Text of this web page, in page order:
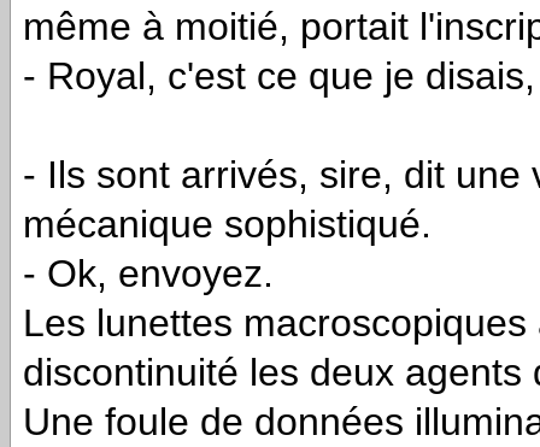
même à moitié, portait
- Royal, c'est ce que je
- Ils sont arrivés, sire, dit
mécanique sophistiqué.
- Ok, envoyez.
Les lunettes
discontinuité les deux
Une foule de données